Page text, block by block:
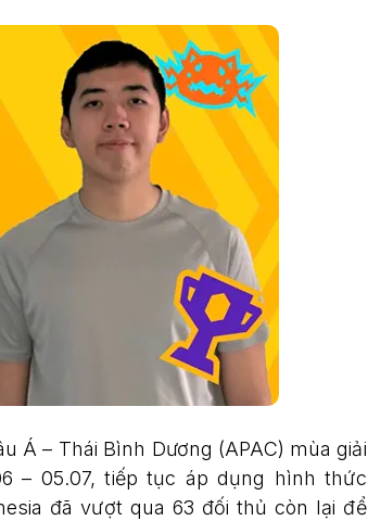
Á – Thái Bình Dương (APAC) mùa giải
– 05.07, tiếp tục áp dụng hình thức
đã vượt qua 63 đối thủ còn lại để